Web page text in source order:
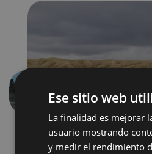
AnteriorEse sitio web
La finalidad es mejorar
usuario mostrando
y medir el rendimiento